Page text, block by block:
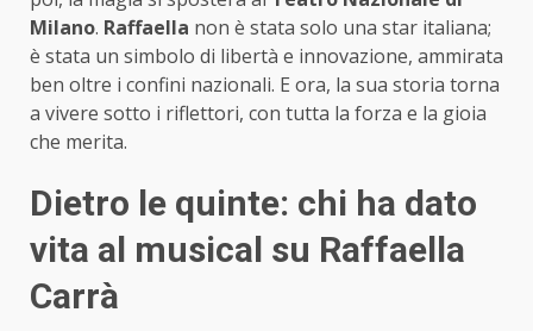
Milano. Raffaella non è stata solo una star italiana;
è stata un simbolo di libertà e innovazione, ammirata
ben oltre i confini nazionali. E ora, la sua storia torna
a vivere sotto i riflettori, con tutta la forza e la gioia
che merita.
Dietro le quinte: chi ha dato
vita al musical su Raffaella
Carrà